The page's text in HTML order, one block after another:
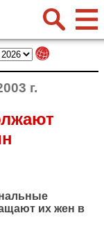
г.
их жен в